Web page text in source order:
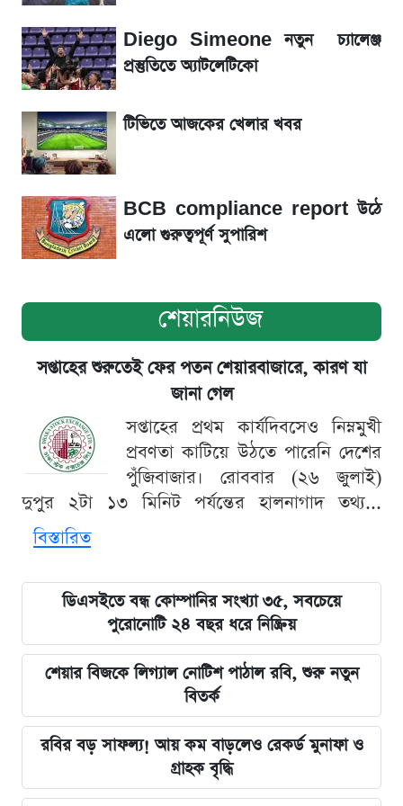
টিভিতে আজকের খেলা (৭ আগস্ট)
সৌদিতে বাংলাদেশিদের আকামা নবায়নে বদলে গেল
নিয়ম
Diego Simeone নতুন চ্যালেঞ্জ
প্রস্তুতিতে অ্যাটলেটিকো
টিভিতে আজকের খেলার খবর
BCB compliance report উঠে
এলো গুরুত্বপূর্ণ সুপারিশ
শেয়ারনিউজ
সপ্তাহের শুরুতেই ফের পতন শেয়ারবাজারে, কারণ যা
জানা গেল
সপ্তাহের প্রথম কার্যদিবসেও নিম্নমুখী
প্রবণতা কাটিয়ে উঠতে পারেনি দেশের
পুঁজিবাজার। রোববার (২৬ জুলাই)
দুপুর ২টা ১৩ মিনিট পর্যন্তের হালনাগাদ তথ্য...
বিস্তারিত
ডিএসইতে বন্ধ কোম্পানির সংখ্যা ৩৫, সবচেয়ে
পুরোনোটি ২৪ বছর ধরে নিষ্ক্রিয়
শেয়ার বিজকে লিগ্যাল নোটিশ পাঠাল রবি, শুরু নতুন
বিতর্ক
রবির বড় সাফল্য! আয় কম বাড়লেও রেকর্ড মুনাফা ও
গ্রাহক বৃদ্ধি